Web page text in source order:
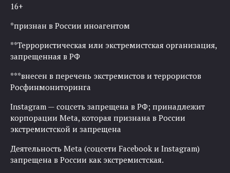
16+
*признан в России иноагентом
**Террористическая или экстремистская организация,
запрещенная в РФ
***внесен в перечень экстремистов и террористов
Росфинмониторинга
Instagram — соцсеть запрещена в РФ; принадлежит
корпорации Meta, которая признана в России
экстремистской и запрещена
Деятельность Meta (соцсети Facebook и Instagram)
запрещена в России как экстремистская.